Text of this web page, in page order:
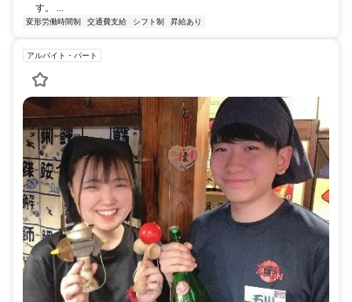
す。 ...
変形労働時間制 交通費支給 シフト制 昇給あり
アルバイト・パート